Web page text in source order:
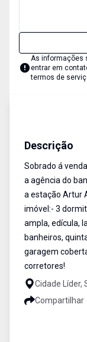
As informações
entrar em
termos de
Descrição
Sobrado á
a agência do
a estação Artur
imóvel:- 3
ampla, edícula,
banheiros,
garagem
corretores!
Cidade Líder,
Compartilhar